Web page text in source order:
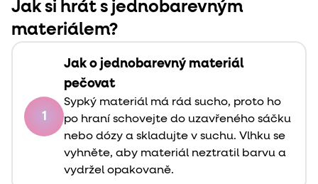
Jak si hrát s jednobarevným
materiálem?
1
Jak o jednobarevný materiál
pečovat
Sypký materiál má rád sucho, proto ho
po hraní schovejte do uzavřeného sáčku
nebo dózy a skladujte v suchu. Vlhku se
vyhněte, aby materiál neztratil barvu a
vydržel opakovaně.